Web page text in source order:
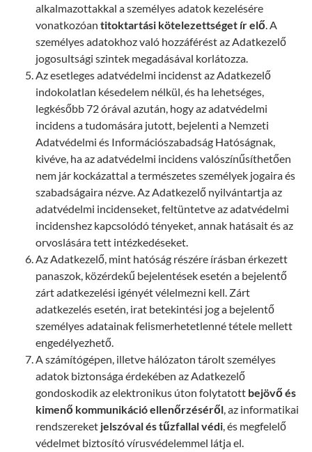
alkalmazottakkal a személyes adatok kezelésére
vonatkozóantitoktartási kötelezettséget ír elő. A
személyes adatokhoz való hozzáférést az Adatkezelő
jogosultsági szintek megadásával korlátozza.
Az esetleges adatvédelmi incidenst az Adatkezelő
indokolatlan késedelem nélkül, és ha lehetséges,
legkésőbb 72 órával azután, hogy az adatvédelmi
incidens a tudomására jutott, bejelenti a Nemzeti
Adatvédelmi és Információszabadság Hatóságnak,
kivéve, ha az adatvédelmi incidens valószínűsíthetően
nem jár kockázattal a természetes személyek jogaira és
szabadságaira nézve. Az Adatkezelő nyilvántartja az
adatvédelmi incidenseket, feltüntetve az adatvédelmi
incidenshez kapcsolódó tényeket, annak hatásait és az
orvoslására tett intézkedéseket.
Az Adatkezelő, mint hatóság részére írásban érkezett
panaszok, közérdekű bejelentések esetén a bejelentő
zárt adatkezelési igényét vélelmezni kell. Zárt
adatkezelés esetén, irat betekintési jog a bejelentő
személyes adatainak felismerhetetlenné tétele mellett
engedélyezhető.
A számítógépen, illetve hálózaton tárolt személyes
adatok biztonsága érdekében az Adatkezelő
gondoskodik az elektronikus úton folytatott bejövő és
kimenő kommunikáció ellenőrzéséről, az informatikai
rendszereket jelszóval és tűzfallal védi, és megfelelő
védelmet biztosító vírusvédelemmel látja el.